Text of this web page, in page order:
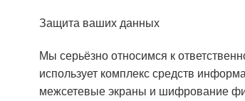
Защита ваших данных
Мы серьёзно относимся к
использует комплекс средств
межсетевые экраны и шифрование